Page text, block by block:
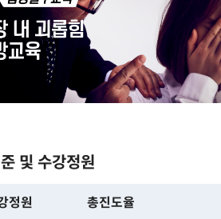
사
데이터분석
및 수강정원
정원 총진도율